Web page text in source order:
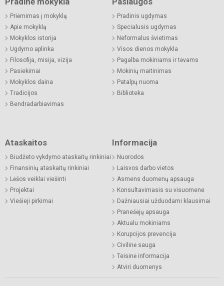
Priėmimas į mokyklą
Apie mokyklą
Mokyklos istorija
Ugdymo aplinka
Filosofija, misija, vizija
Pasiekimai
Mokyklos daina
Tradicijos
Bendradarbiavimas
Pradinis ugdymas
Specialusis ugdymas
Neformalus švietimas
Visos dienos mokykla
Pagalba mokiniams ir tėvams
Mokinių maitinimas
Patalpų nuoma
Biblioteka
Ataskaitos
Biudžeto vykdymo ataskaitų rinkiniai
Finansinių ataskaitų rinkiniai
Lėšos veiklai viešinti
Projektai
Viešieji pirkimai
Informacija
Nuorodos
Laisvos darbo vietos
Asmens duomenų apsauga
Konsultavimasis su visuomene
Dažniausiai užduodami klausimai
Pranešėjų apsauga
Aktualu mokiniams
Korupcijos prevencija
Civilinė sauga
Teisinė informacija
Atviri duomenys